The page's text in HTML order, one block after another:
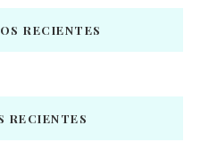
RECIENTES
RECIENTES